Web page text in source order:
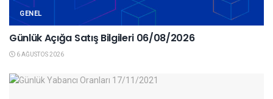
GENEL
Günlük Açığa Satış Bilgileri 06/08/2026
6 AĞUSTOS 2026